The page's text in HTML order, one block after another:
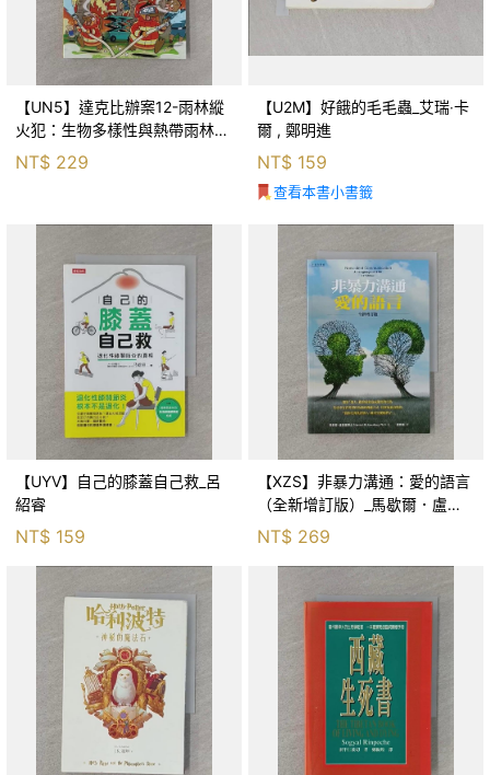
【UN5】達克比辦案12-雨林縱
火犯：生物多樣性與熱帶雨林生
態系_柯智元
NT$ 229
【U2M】好餓的毛毛蟲_艾瑞‧卡
爾 , 鄭明進
NT$ 159
查看本書小書籤
【UYV】自己的膝蓋自己救_呂
紹睿
NT$ 159
【XZS】非暴力溝通：愛的語言
（全新增訂版）_馬歇爾．盧森
堡, 蕭寶森
NT$ 269